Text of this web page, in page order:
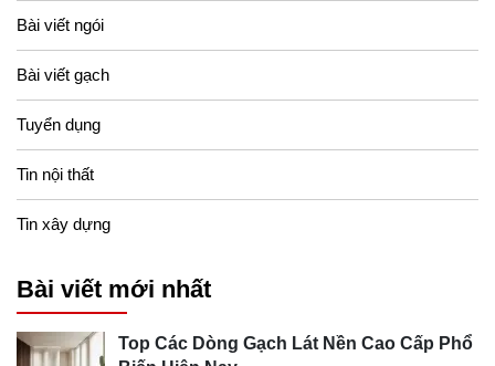
Bài viết ngói
Bài viết gạch
Tuyển dụng
Tin nội thất
Tin xây dựng
Bài viết mới nhất
Top Các Dòng Gạch Lát Nền Cao Cấp Phổ